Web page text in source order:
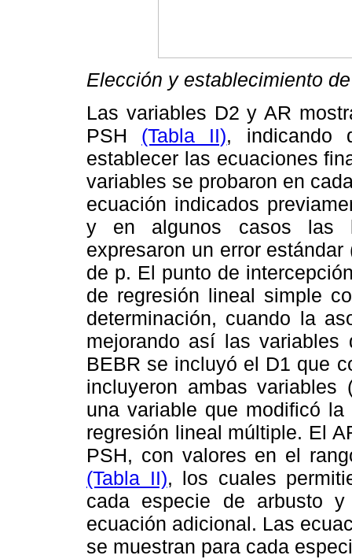
Elección y establecimiento
Las variables D2 y AR
PSH (Tabla II), indicando
establecer las ecuaciones
variables se probaron en
ecuación indicados
y en algunos casos las
expresaron un error
de p. El punto de
de regresión lineal simple
determinación, cuando la
mejorando así las
BEBR se incluyó el D1 que
incluyeron ambas
una variable que modificó
regresión lineal múltiple. El
PSH, con valores en el
(Tabla II), los cuales
cada especie de arbusto
ecuación adicional. Las
se muestran para cada